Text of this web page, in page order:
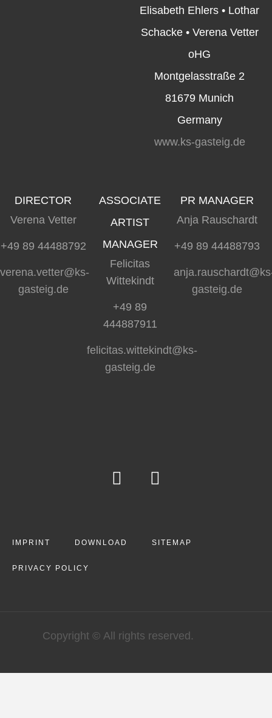
Elisabeth Ehlers • Lothar
Schacke • Verena Vetter
oHG
Montgelasstraße 2
81679 Munich
Germany
www.ks-gasteig.de
DIRECTOR
Verena Vetter
+49 89 44488792
verena.vetter@ks-
gasteig.de
ASSOCIATE
ARTIST
MANAGER
Felicitas
Wittekindt
+49 89
444887911
felicitas.wittekindt@ks-
gasteig.de
PR MANAGER
Anja Rauschardt
+49 89 44488793
gasteig.de
IMPRINT DOWNLOAD SITEMAP
PRIVACY POLICY
Copyright © All rights reserved.